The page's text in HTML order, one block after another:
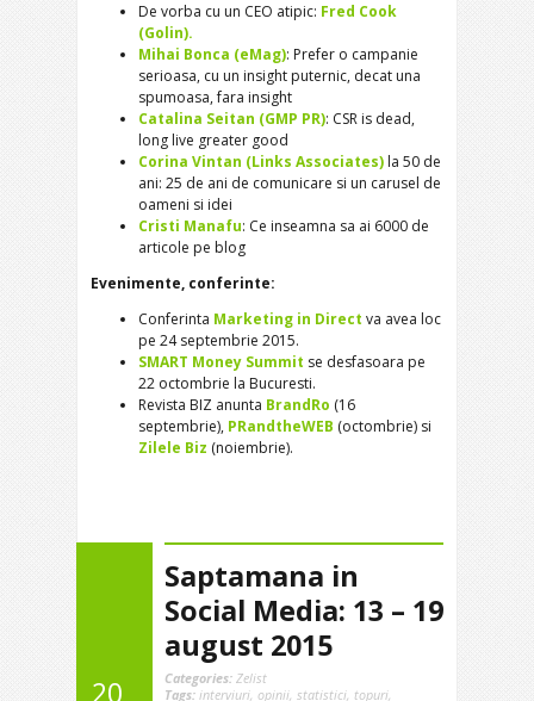
De vorba cu un CEO atipic: Fred Cook
(Golin).
Mihai Bonca (eMag): Prefer o campanie
serioasa, cu un insight puternic, decat una
spumoasa, fara insight
Catalina Seitan (GMP PR): CSR is dead,
long live greater good
Corina Vintan (Links Associates) la 50 de
ani: 25 de ani de comunicare si un carusel de
oameni si idei
Cristi Manafu: Ce inseamna sa ai 6000 de
articole pe blog
Evenimente, conferinte:
Conferinta Marketing in Direct va avea loc
pe 24 septembrie 2015.
SMART Money Summit se desfasoara pe
22 octombrie la Bucuresti.
Revista BIZ anunta BrandRo (16
septembrie), PRandtheWEB (octombrie) si
Zilele Biz (noiembrie).
20
Saptamana in
Social Media: 13 – 19
august 2015
Categories: Zelist
Tags: interviuri, opinii, statistici, topuri,